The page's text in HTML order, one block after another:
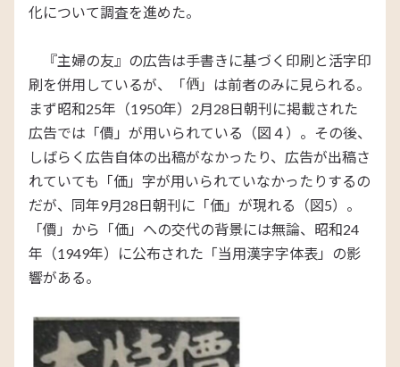
化について調査を進めた。
『主婦の友』の広告は手書きに基づく印刷と活字印
刷を併用しているが、「
」は前者のみに見られる。
まず昭和25年（1950年）2月28日朝刊に掲載された
広告では「價」が用いられている（図４）。その後、
しばらく広告自体の出稿がなかったり、広告が出稿さ
れていても「価」字が用いられていなかったりするの
だが、同年9月28日朝刊に「価」が現れる（図5）。
「價」から「価」への交代の背景には無論、昭和24
年（1949年）に公布された「当用漢字字体表」の影
響がある。